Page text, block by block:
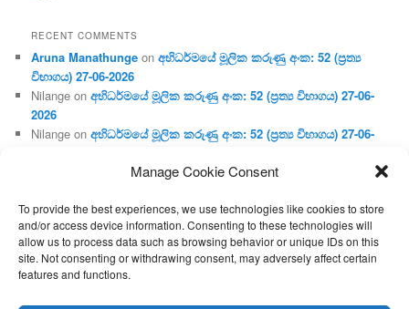
Manage Cookie Consent
To provide the best experiences, we use technologies like cookies to store
and/or access device information. Consenting to these technologies will
allow us to process data such as browsing behavior or unique IDs on this
site. Not consenting or withdrawing consent, may adversely affect certain
features and functions.
RECENT COMMENTS
Aruna Manathunge onඅභිධර්මයේ මූලික කරුණු අංක: 52 (ප්‍ර‍ත්‍ය
විභාගය) 27-06-2026
Nilange onඅභිධර්මයේ මූලික කරුණු අංක: 52 (ප්‍ර‍ත්‍ය විභාගය) 27-06-
2026
Nilange onඅභිධර්මයේ මූලික කරුණු අංක: 52 (ප්‍ර‍ත්‍ය විභාගය) 27-06-
Aruna Manathungeonඅභිධර්මයේ මූලික කරුණු අංක: 46 (හෘදය,
Gunaratneonඅභිධර්මයේ මූලික කරුණු අංක: 46 (හෘදය, ජීවිත,
ආහාර රූප) 02-05-2026